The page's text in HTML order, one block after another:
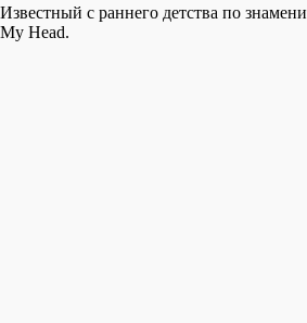
Известный с раннего детства по
My Head.